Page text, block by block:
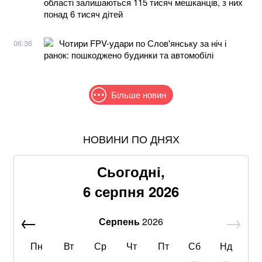
понад 6 тисяч дітей
06:36
Чотири FPV-удари по Слов'янську за ніч і
ранок: пошкоджено будинки та автомобілі
Більше новин
Після нічної атаки дронів у російському Ярославлі
Жодної ракети збити не вдалося: у ПС розповіли
деталі нічної російської атаки
В МЗС заявили, що слова Залужного щодо членства
НОВИНИ ПО ДНЯХ
Сьогодні,
6 серпня 2026
Серпень2026
Пн
Вт Ср Чт Пт Сб Нд